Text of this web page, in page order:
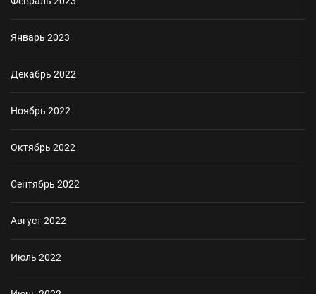
Январь 2023
Декабрь 2022
Ноябрь 2022
Октябрь 2022
Сентябрь 2022
Август 2022
Июль 2022